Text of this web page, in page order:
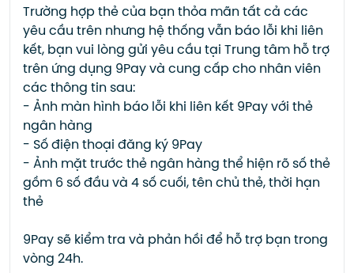
Trường hợp thẻ của bạn thỏa mãn tất cả các
yêu cầu trên nhưng hệ thống vẫn báo lỗi khi liên
kết, bạn vui lòng gửi yêu cầu tại Trung tâm hỗ trợ
trên ứng dụng 9Pay và cung cấp cho nhân viên
các thông tin sau:
- Ảnh màn hình báo lỗi khi liên kết 9Pay với thẻ
ngân hàng
- Số điện thoại đăng ký 9Pay
- Ảnh mặt trước thẻ ngân hàng thể hiện rõ số thẻ
gồm 6 số đầu và 4 số cuối, tên chủ thẻ, thời hạn
thẻ
9Pay sẽ kiểm tra và phản hồi để hỗ trợ bạn trong
vòng 24h.